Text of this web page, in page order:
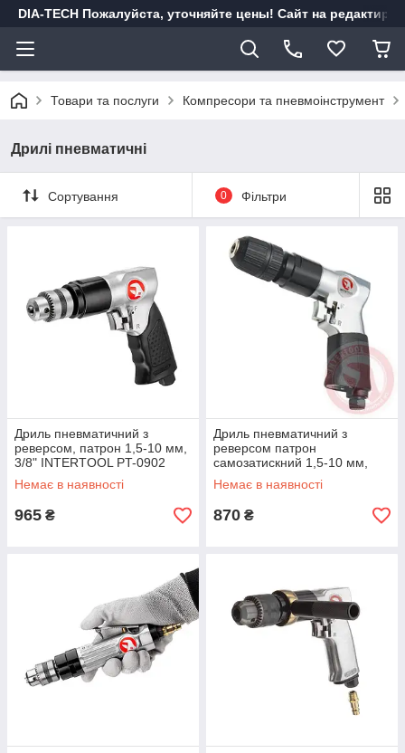
DIA-TECH Пожалуйста, уточняйте цены! Сайт на
Товари та послуги Компресори та пневмоінструмент
Дрилі пневматичні
Сортування 0 Фільтри
Дриль пневматичний з
реверсом, патрон 1,5-10 мм,
3/8" INTERTOOL PT-0902
Немає в наявності
965 ₴
Дриль пневматичний з
реверсом патрон
самозатискний 1,5-10 мм,
3/8" INTERTOOL PT-0903
Немає в наявності
870 ₴